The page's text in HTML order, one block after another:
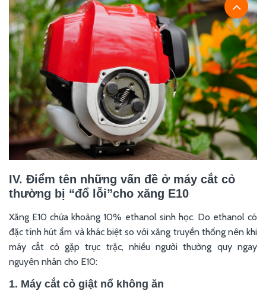
IV. Điểm tên những vấn đề ở máy cắt cỏ
thường bị “đổ lỗi”cho xăng E10
Xăng E10 chứa khoảng 10% ethanol sinh học. Do ethanol có
đặc tính hút ẩm và khác biệt so với xăng truyền thống nên khi
máy cắt cỏ gặp trục trặc, nhiều người thường quy ngay
nguyên nhân cho E10:
1. Máy cắt cỏ giật nổ không ăn